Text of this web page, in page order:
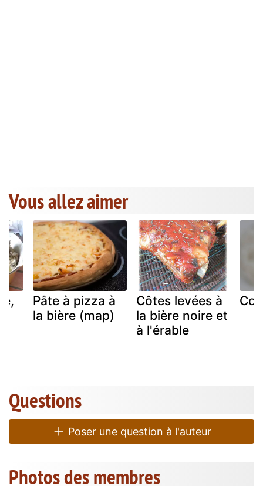
Vous allez aimer
Pâte à pizza à
la bière (map)
Côtes levées à
la bière noire et
à l'érable
Questions
Poser une question à l'auteur
Photos des membres